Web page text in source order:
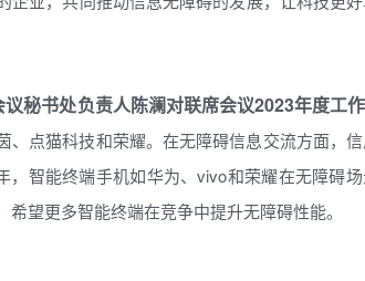
秘书处负责人陈澜对联席会议2023年度工
、点猫科技和荣耀。在无障碍信息交流方面，
，智能终端手机如华为、vivo和荣耀在无障碍
望更多智能终端在竞争中提升无障碍性能。